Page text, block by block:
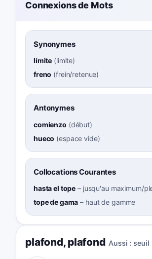
Connexions de Mots
Synonymes
límite (limite)
freno (frein/retenue)
Antonymes
comienzo (début)
hueco (espace vide)
Collocations Courantes
hasta el tope – jusqu'au maximum/
tope de gama – haut de gamme
plafond, plafond Aussi : seuil